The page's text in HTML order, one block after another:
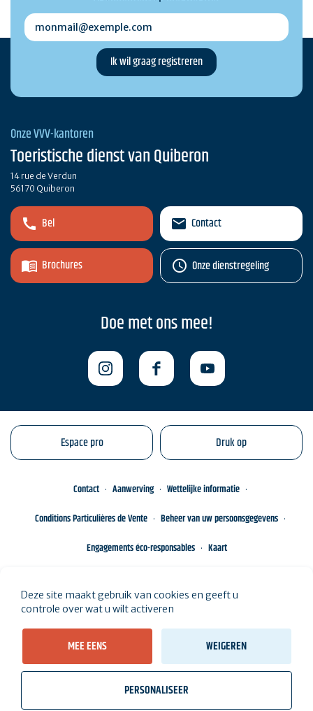
monmail@exemple.com
Onze VVV-kantoren
Toeristische dienst van Quiberon
14 rue de Verdun
56170 Quiberon
Bel
Brochures
Contact
Onze dienstregeling
Doe met ons mee!
Espace pro Druk op
Contact Aanwerving
Wettelijke informatie
Conditions Particulières de Vente
Beheer van uw persoonsgegevens
Engagements éco-responsables
Kaart
Deze site maakt gebruik van cookies en geeft u
controle over wat u wilt activeren
MEE EENS WEIGEREN
PERSONALISEER